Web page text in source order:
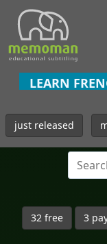
LEARN
just released
32 free 3